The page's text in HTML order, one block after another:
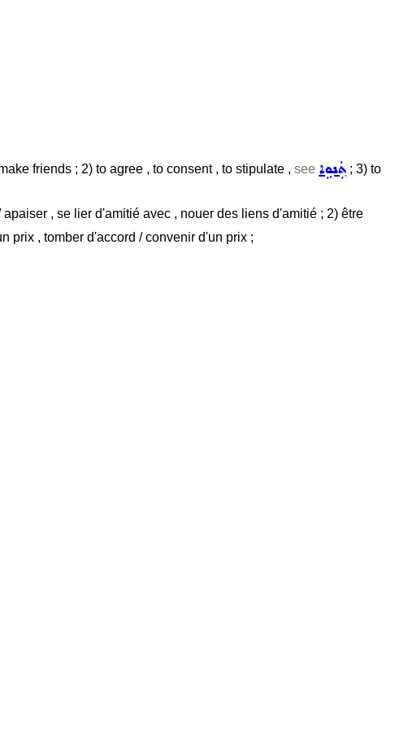
friends ; 2) to agree , to consent , to stipulate , see ܬܲܢܘܹܐ ; 3) to
, se lier d'amitié avec , nouer des liens d'amitié ; 2) être
prix , tomber d'accord / convenir d'un prix ;